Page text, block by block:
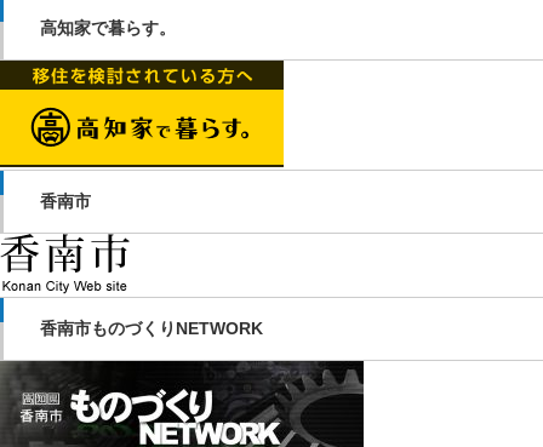
高知家で暮らす。
香南市
香南市ものづくりNETWORK